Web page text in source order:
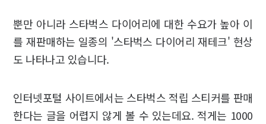
뿐만 아니라 스타벅스 다이어리에 대한 수요가 높아 이
를 재판매하는 일종의 '스타벅스 다이어리 재테크' 현상
도 나타나고 있습니다.
인터넷포털 사이트에서는 스타벅스 적립 스티커를 판매
한다는 글을 어렵지 않게 볼 수 있는데요. 적게는 1000